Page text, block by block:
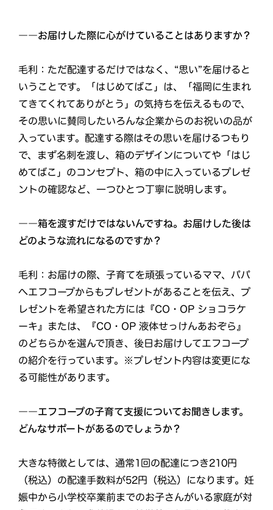
――お届けした際に心がけていることはありますか？
毛利：ただ配達するだけではなく、“思い”を届けると
いうことです。「はじめてばこ」は、「福岡に生まれ
てきてくれてありがとう」の気持ちを伝えるもので、
その思いに賛同したいろんな企業からのお祝いの品が
入っています。配達する際はその思いを届けるつもり
で、まず名刺を渡し、箱のデザインについてや「はじ
めてばこ」のコンセプト、箱の中に入っているプレゼ
ントの確認など、一つひとつ丁寧に説明します。
――箱を渡すだけではないんですね。お届けした後は
どのような流れになるのですか？
毛利：お届けの際、子育てを頑張っているママ、パパ
へエフコープからもプレゼントがあることを伝え、プ
レゼントを希望された方には『CO・OP ショコラケ
ーキ』または、『CO・OP 液体せっけんあおぞら』
のどちらかを選んで頂き、後日お届けしてエフコープ
の紹介を行っています。※プレゼント内容は変更にな
る可能性があります。
――エフコープの子育て支援についてお聞きします。
どんなサポートがあるのでしょうか？
大きな特徴としては、通常1回の配達につき210円
（税込）の配達手数料が52円（税込）になります。妊
娠中から小学校卒業前までのお子さんがいる家庭が対